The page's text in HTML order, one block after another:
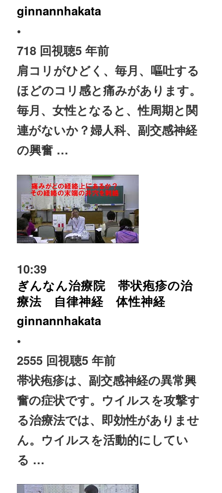
ginnannhakata
•
718 回視聴5 年前
肩コリがひどく、毎月、嘔吐する
ほどのコリ感と痛みがあります。
毎月、女性となると、性周期と関
連がないか？婦人科、副交感神経
の興奮 …
10:39
ぎんなん治療院 帯状疱疹の治
療法 自律神経 体性神経
ginnannhakata
•
2555 回視聴5 年前
帯状疱疹は、副交感神経の異常興
奮の症状です。ウイルスを攻撃す
る治療法では、即効性がありませ
ん。ウイルスを活動的にしてい
る …